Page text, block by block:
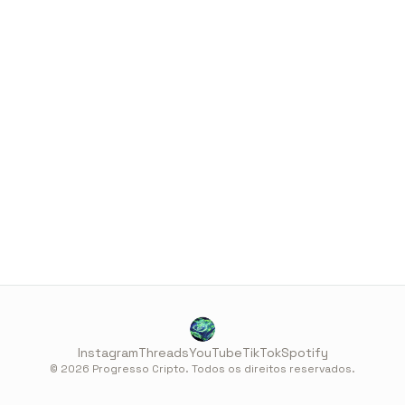
InstagramThreadsYouTubeTikTokSpotify
© 2026 Progresso Cripto. Todos os direitos reservados.